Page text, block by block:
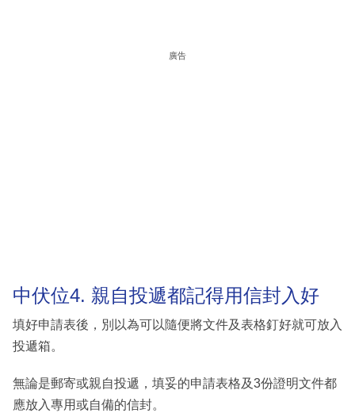
廣告
中伏位4. 親自投遞都記得用信封入好
填好申請表後，別以為可以隨便將文件及表格釘好就可放入
投遞箱。
無論是郵寄或親自投遞，填妥的申請表格及3份證明文件都
應放入專用或自備的信封。